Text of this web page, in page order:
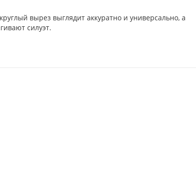
вырез выглядит аккуратно и универсально, а
силуэт.